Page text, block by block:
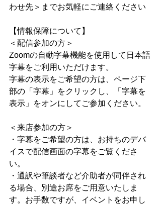
わせ先＞までお気軽にご連絡ください
【情報保障について】
＜配信参加の方＞
Zoomの自動字幕機能を使用して日本語
字幕をご利用いただけます。
字幕の表示をご希望の方は、ページ下
部の「字幕」をクリックし、「字幕を
表示」をオンにしてご参加ください。
＜来店参加の方＞
・字幕をご希望の方は、お持ちのデバ
イスで配信画面の字幕をご覧くださ
い。
・通訳や筆談者など介助者が同伴され
る場合、別途お席をご用意いたしま
す。お手数ですが、イベントをお申し